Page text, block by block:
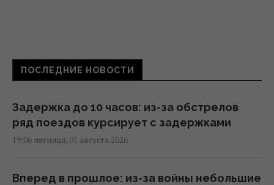
ПОСЛЕДНИЕ НОВОСТИ
Задержка до 10 часов: из-за обстрелов
ряд поездов курсирует с задержками
19:06 пятница, 07 августа 2026
Вперед в прошлое: из-за войны небольшие